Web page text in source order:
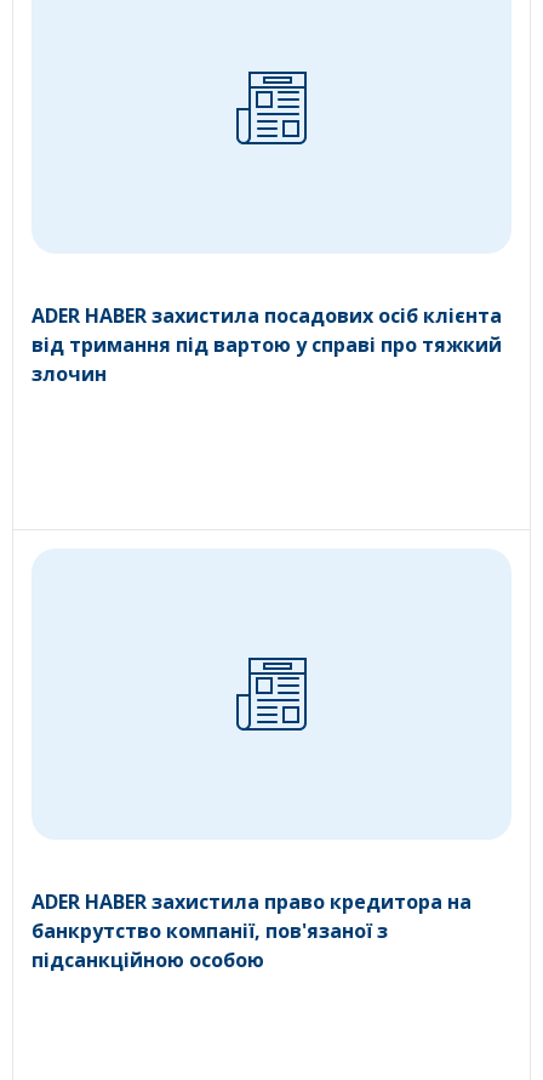
ADER HABER захистила посадових осіб клієнта
від тримання під вартою у справі про тяжкий
злочин
ADER HABER захистила право кредитора на
банкрутство компанії, пов'язаної з
підсанкційною особою